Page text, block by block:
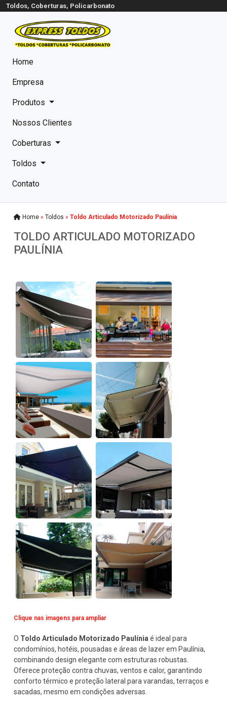
Toldos, Coberturas, Policarbonato
Home
Empresa
Produtos
Nossos Clientes
Coberturas
Toldos
Contato
Home » Toldos » Toldo Articulado Motorizado Paulínia
TOLDO ARTICULADO MOTORIZADO
PAULÍNIA
Clique nas imagens para ampliar
O Toldo Articulado Motorizado Paulínia é ideal para
condomínios, hotéis, pousadas e áreas de lazer em Paulínia,
combinando design elegante com estruturas robustas.
Oferece proteção contra chuvas, ventos e calor, garantindo
conforto térmico e proteção lateral para varandas, terraços e
sacadas, mesmo em condições adversas.